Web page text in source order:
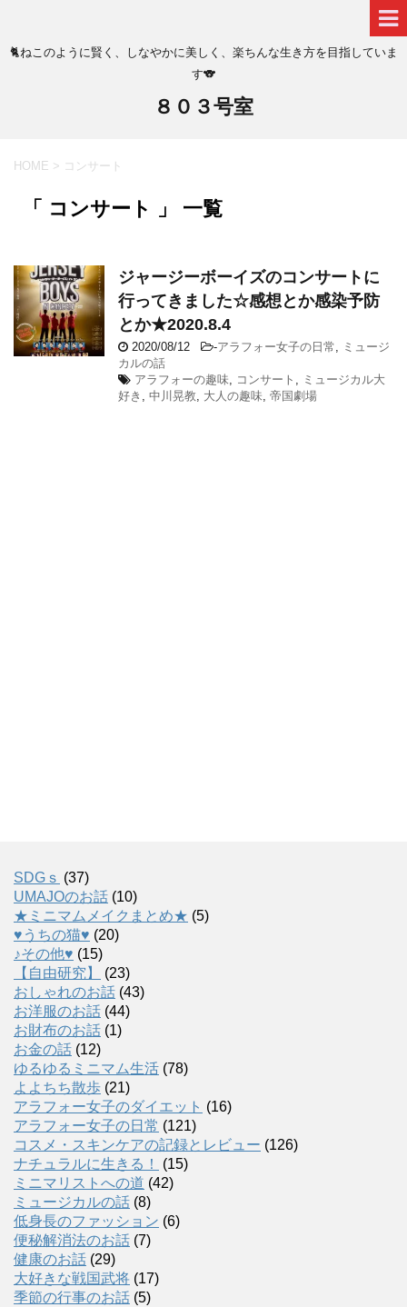
🐈ねこのように賢く、しなやかに美しく、楽ちんな生き方を目指していま
す🐨
８０３号室
HOME > コンサート
「 コンサート 」 一覧
ジャージーボーイズのコンサートに
行ってきました☆感想とか感染予防
とか★2020.8.4
2020/08/12 -アラフォー女子の日常
ミュージ
カルの話
アラフォーの趣味
コンサート
ミュージカル大
好き
中川晃教 大人の趣味 帝国劇場
SDGｓ (37)
UMAJOのお話 (10)
★ミニマムメイクまとめ★ (5)
♥うちの猫♥ (20)
♪その他♥ (15)
【自由研究】
(23)
おしゃれのお話 (43)
お洋服のお話 (44)
お財布のお話 (1)
お金の話 (12)
ゆるゆるミニマム生活 (78)
よよちち散歩 (21)
アラフォー女子のダイエット (16)
アラフォー女子の日常 (121)
コスメ・スキンケアの記録とレビュー (126)
ナチュラルに生きる！
(15)
ミニマリストへの道 (42)
ミュージカルの話 (8)
低身長のファッション (6)
便秘解消法のお話 (7)
健康のお話 (29)
大好きな戦国武将 (17)
季節の行事のお話 (5)